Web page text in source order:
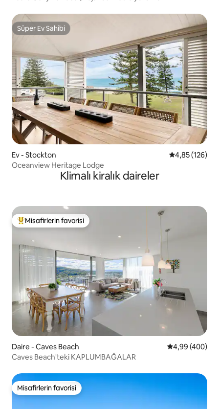
Süper Ev Sahibi
Süper Ev Sahibi
Ev - Stockton 5 üzerinden
4,85 (126)
Oceanview Heritage Lodge
Klimalı kiralık daireler
Misafirlerin favorilerinden en beğenilenler arasında
Misafirlerin favorisi
Daire - Caves Beach 5 üzerinden
4,99 (400)
Caves Beach'teki KAPLUMBAĞALAR
Misafirlerin favorisi
Misafirlerin favorisi